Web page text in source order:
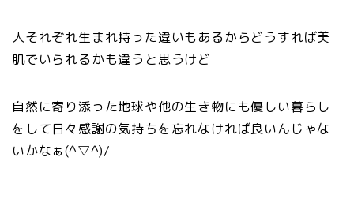
人それぞれ生まれ持った違いもあるからどうすれば美
肌でいられるかも違うと思うけど
自然に寄り添った地球や他の生き物にも優しい暮らし
をして日々感謝の気持ちを忘れなければ良いんじゃな
いかなぁ(^▽^)/